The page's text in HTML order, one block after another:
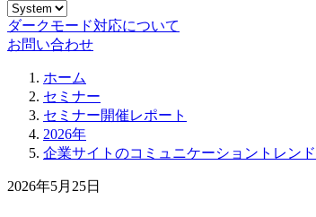
ダークモード対応について
お問い合わせ
ホーム
セミナー
セミナー開催レポート
2026年
企業サイトのコミュニケーショントレン
2026年5月25日